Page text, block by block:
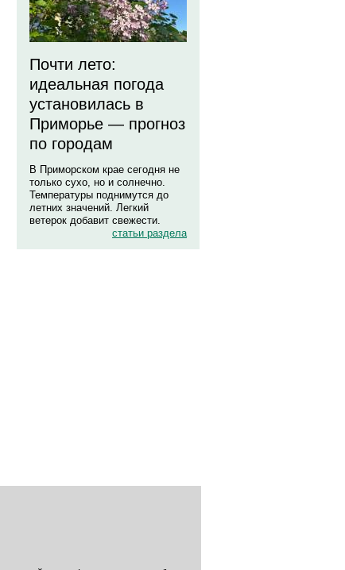
Почти лето:
идеальная погода
установилась в
Приморье — прогноз
по городам
В Приморском крае сегодня не
только сухо, но и солнечно.
Температуры поднимутся до
летних значений. Легкий
ветерок добавит свежести.
статьи раздела